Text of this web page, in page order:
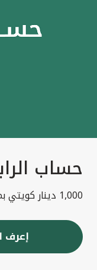
حساب
1,000 دينار كويتي بمعدل 30 رابح شهريا
إعرف